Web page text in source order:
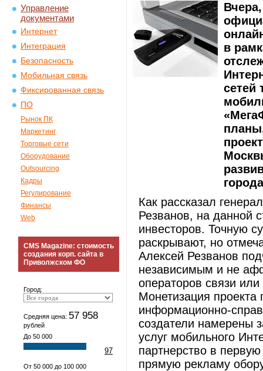
Управление
документами
Интернет
Интеграция
Безопасность
Мобильная связь
Фиксированная связь
ПО
Рынок ПК
Маркетинг
Торговые сети
Оборудование
Outsourcing
Кадры
Регулирование
Финансы
Web
CMS Magazine: стоимость
создания корп. сайта в
Приволжском ФО
Город:
Средняя цена: 57 958
рублей
До 50 000
97
От 50 000 до 100 000
в
сетей
Как рассказал
Резванов, на данной
инвесторов. Точную
раскрывают, но
Алексей Резванов
независимым и не
операторов связи
Монетизация проекта
информационно-
создатели намерены
услуг мобильного
партнерство в
прямую рекламу